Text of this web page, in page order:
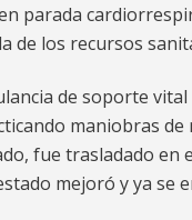
parada
de los recursos
de soporte
maniobras
fue trasladado en
mejoró y ya se